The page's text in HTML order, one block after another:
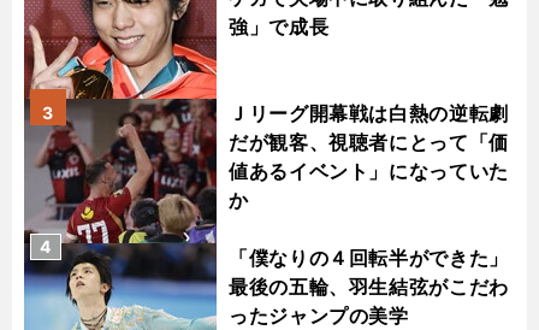
強」で成長
Ｊリーグ開幕戦は白熱の逆転劇
だが観客、視聴者にとって「価
値あるイベント」になっていた
か
3
「僕なりの４回転半ができた」
最後の五輪、羽生結弦がこだわ
ったジャンプの美学
4